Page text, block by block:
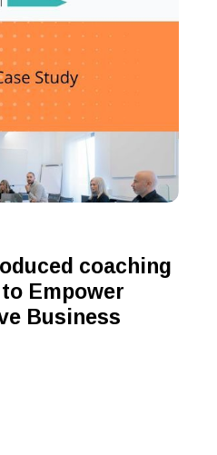
coaching
Empower
Business